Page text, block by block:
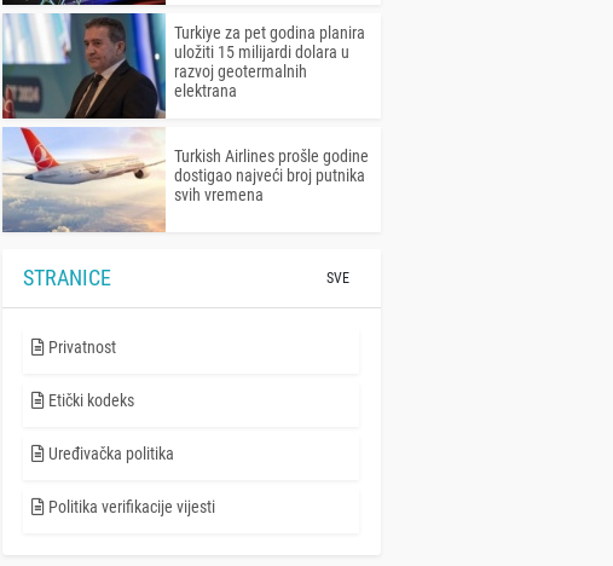
Turkiye za pet godina planira
uložiti 15 milijardi dolara u
razvoj geotermalnih
elektrana
Turkish Airlines prošle godine
dostigao najveći broj putnika
svih vremena
STRANICE SVE
Privatnost
Etički kodeks
Uređivačka politika
Politika verifikacije vijesti